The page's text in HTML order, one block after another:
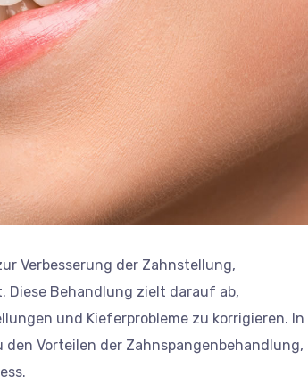
Verbesserung der Zahnstellung,
Diese Behandlung zielt darauf ab,
und Kieferprobleme zu korrigieren. In
Vorteilen der Zahnspangenbehandlung,